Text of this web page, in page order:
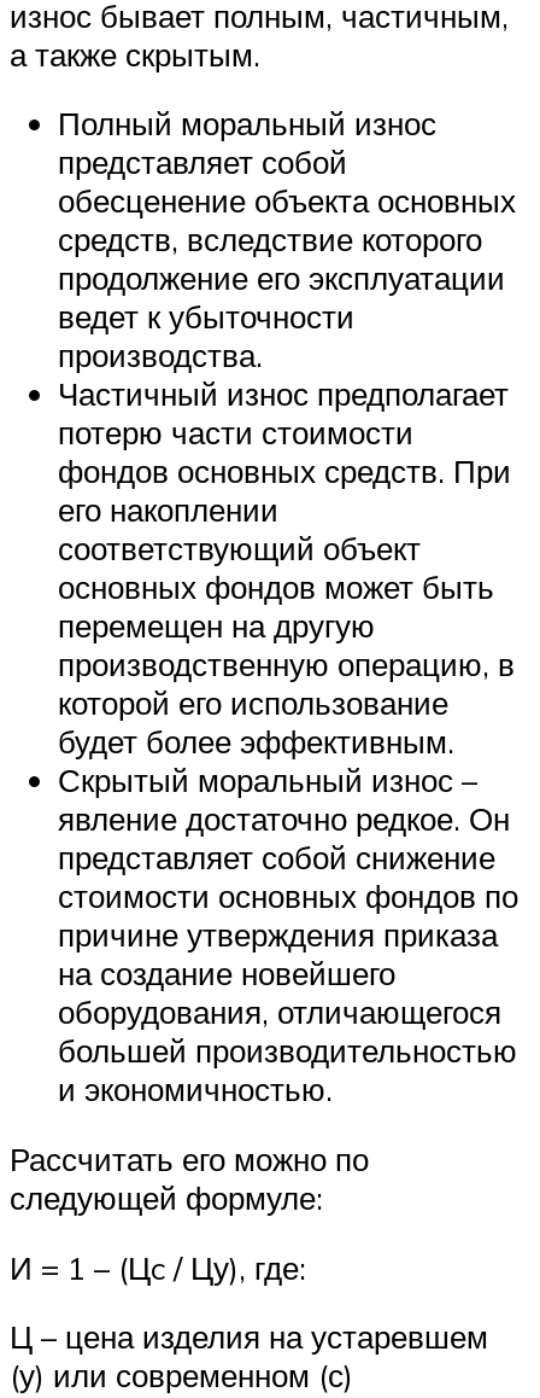
износ бывает полным, частичным,
а также скрытым.
Полный моральный износ
представляет собой
обесценение объекта основных
средств, вследствие которого
продолжение его эксплуатации
ведет к убыточности
производства.
Частичный износ предполагает
потерю части стоимости
фондов основных средств. При
его накоплении
соответствующий объект
основных фондов может быть
перемещен на другую
производственную операцию, в
которой его использование
будет более эффективным.
Скрытый моральный износ –
явление достаточно редкое. Он
представляет собой снижение
стоимости основных фондов по
причине утверждения приказа
на создание новейшего
оборудования, отличающегося
большей производительностью
и экономичностью.
Рассчитать его можно по
следующей формуле:
И = 1 – (Цc / Цу), где:
Ц – цена изделия на устаревшем
(у) или современном (с)